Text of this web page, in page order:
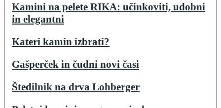
Kamini na pelete RIKA: učinkoviti, udobni
in elegantni
Kateri kamin izbrati?
Gašperček in čudni novi časi
Štedilnik na drva Lohberger